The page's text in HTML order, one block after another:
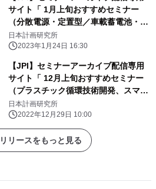
サイト「 1月上旬おすすめセミナー
（分散電源・定置型／車載蓄電池・洋
上風力発電の誘致）」のご案内
日本計画研究所
2023年1月24日 16:30
【JPI】セミナーアーカイブ配信専用
サイト「 12月上旬おすすめセミナー
（プラスチック循環技術開発、スマー
ト保安、BIM）」のご案内
日本計画研究所
2022年12月29日 10:00
リースをもっと見る